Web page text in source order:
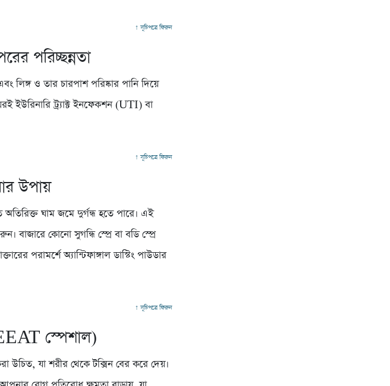
↑ সূচিপত্রে ফিরুন
পরিচ্ছন্নতা
লিঙ্গ ও তার চারপাশ পরিষ্কার পানি দিয়ে
ইউরিনারি ট্র্যাক্ট ইনফেকশন (UTI) বা
↑ সূচিপত্রে ফিরুন
উপায়
ঘাম জমে দুর্গন্ধ হতে পারে। এই
বাজারে কোনো সুগন্ধি স্প্রে বা বডি স্প্রে
পরামর্শে অ্যান্টিফাঙ্গাল ডাস্টিং পাউডার
↑ সূচিপত্রে ফিরুন
স্পেশাল)
উচিত, যা শরীর থেকে টক্সিন বের করে দেয়।